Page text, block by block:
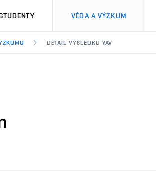
VĚDA A VÝZKUM
DETAIL VÝSLEDKU VAV